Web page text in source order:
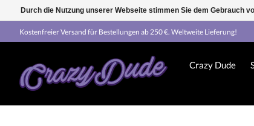
Kostenfreier Versand für Bestellungen ab 250 €. Weltweite Lieferung!
Crazy Dude
Durch die Nutzung unserer Webseite stimmen Sie dem Gebrauch